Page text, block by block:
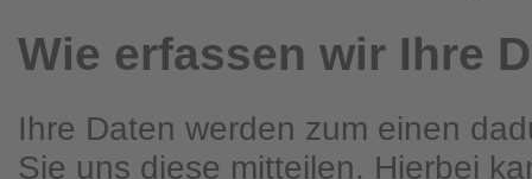
Wie erfassen wir Ihre
Ihre Daten werden zum einen
Sie uns diese mitteilen. Hierbei